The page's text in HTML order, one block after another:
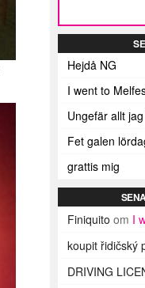
Hejdå NG
Fet galen
grattis mig
Finiquito om I
koupit řidičský
DRIVING